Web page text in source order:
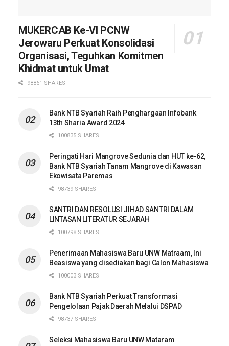
MUKERCAB Ke-VI PCNW
Jerowaru Perkuat Konsolidasi
Organisasi, Teguhkan Komitmen
Khidmat untuk Umat
98861 SHARES
Bank NTB Syariah Raih Penghargaan Infobank
13th Sharia Award 2024
100835 SHARES
Peringati Hari Mangrove Sedunia dan HUT ke-62,
Bank NTB Syariah Tanam Mangrove di Kawasan
Ekowisata Paremas
98739 SHARES
SANTRI DAN RESOLUSI JIHAD SANTRI DALAM
LINTASAN LITERATUR SEJARAH
100798 SHARES
Penerimaan Mahasiswa Baru UNW Matraam, Ini
Beasiswa yang disediakan bagi Calon Mahasiswa
100003 SHARES
Bank NTB Syariah Perkuat Transformasi
Pengelolaan Pajak Daerah Melalui DSPAD
98737 SHARES
Seleksi Mahasiswa Baru UNW Mataram